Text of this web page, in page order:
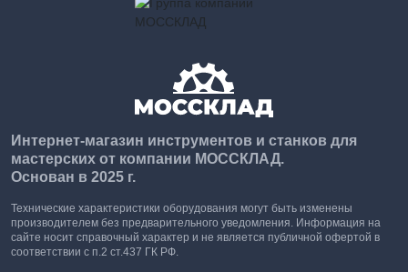
Интернет-магазин инструментов и станков для
мастерских от компании МОССКЛАД.
Основан в 2025 г.
Технические характеристики оборудования могут быть изменены
производителем без предварительного уведомления. Информация на
сайте носит справочный характер и не является публичной офертой в
соответствии с п.2 ст.437 ГК РФ.